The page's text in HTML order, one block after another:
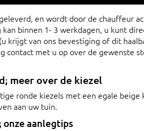
en wordt door de chauffeur
binnen 1- 3 werkdagen, u kunt
krijgt van ons bevestiging of dit
contact met u op over de gewenste
meer over de kiezel
ronde kiezels met een egale beige
aan uw tuin.
aanlegtips